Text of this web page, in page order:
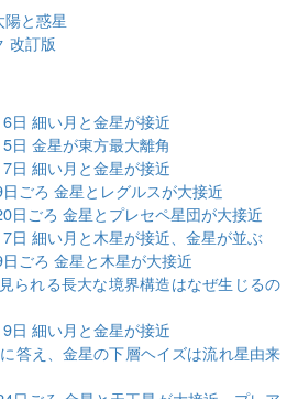
と惑星
改訂版
日 細い月と金星が接近
日 金星が東方最大離角
日 細い月と金星が接近
ごろ 金星とレグルスが大接近
日ごろ 金星とプレセペ星団が大接近
日 細い月と木星が接近、金星が並ぶ
ごろ 金星と木星が大接近
られる長大な境界構造はなぜ生じるの
日 細い月と金星が接近
答え、金星の下層ヘイズは流れ星由来